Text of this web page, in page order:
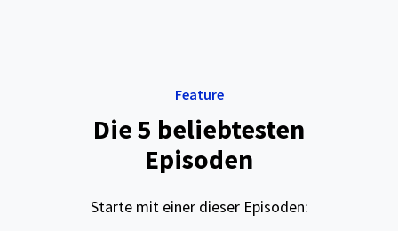
Feature
Die 5 beliebtesten
Episoden
Starte mit einer dieser Episoden: